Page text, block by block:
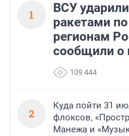
1
ВСУ
ракетами
регионам
сообщили о
109 444
2
Куда пойти 31
флоксов,
Манежа и